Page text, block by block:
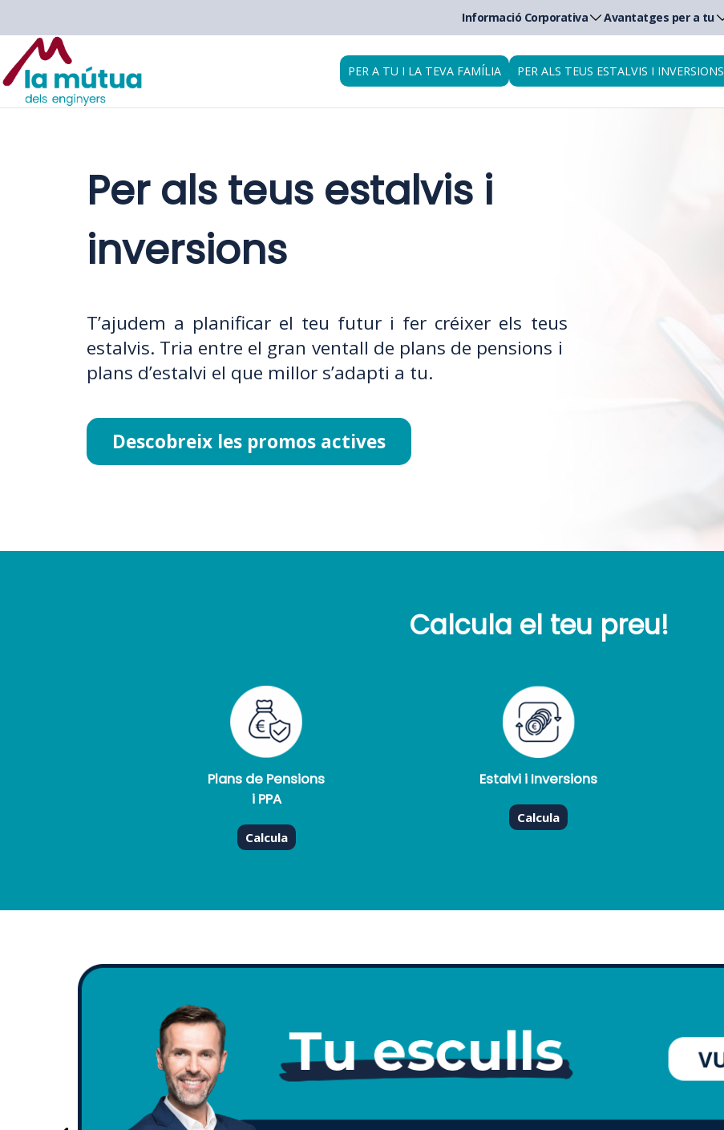
Informació Corporativa Avantatges per a tu
PER A TU I LA TEVA FAMÍLIA PER ALS TEUS ESTALVIS I INVERSIONS
Per als teus estalvis i
inversions
T’ajudem a planificar el teu futur i fer créixer els teus
estalvis. Tria entre el gran ventall de plans de pensions i
plans d’estalvi el que millor s’adapti a tu.
Descobreix les promos actives
Calcula el teu preu!
Plans de Pensions
i PPA
Calcula
Estalvi i Inversions
Calcula